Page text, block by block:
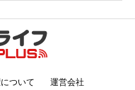
ついて 運営会社